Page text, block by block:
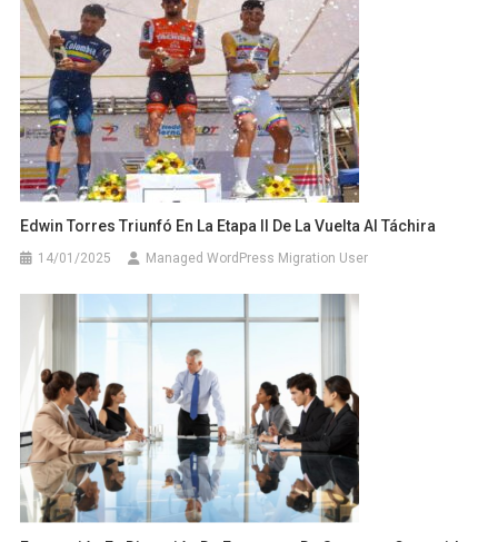
Edwin Torres Triunfó En La Etapa II De La Vuelta Al Táchira
14/01/2025 Managed WordPress Migration User